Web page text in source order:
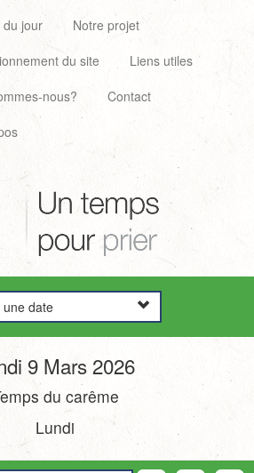
du jour
Notre projet
du site
Liens utiles
nous?
Contact
une date
9 Mars 2026
du carême
Lundi